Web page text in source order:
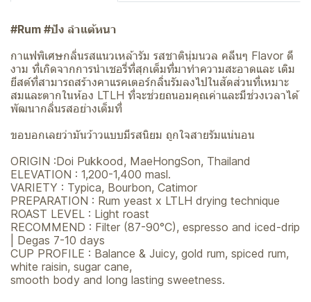
#Rum #ปัง ลำแต้หนา
กาแฟพิเศษกลิ่นรสแนวเหล้ารัม รสชาตินุ่มนวล คลีนๆ Flavor ดี
งาม ที่เกิดจากการนำเชอรี่ที่สุกเต็มที่มาทำความสะอาดและ เติม
ยีสต์ที่สามารถสร้างคาแรคเตอร์กลิ่นรัมลงไปในสัดส่วนที่เหมาะ
สมและตากในห้อง LTLH ที่จะช่วยถนอมคุณค่าและมีช่วงเวลาได้
พัฒนากลิ่นรสอย่างเต็มที่
ขอบอกเลยว่ามันว้าวแบบมีรสนิยม ถูกใจสายรัมแน่นอน
ORIGIN :Doi Pukkood, MaeHongSon, Thailand
ELEVATION : 1,200-1,400 masl.
VARIETY : Typica, Bourbon, Catimor
PREPARATION : Rum yeast x LTLH drying technique
ROAST LEVEL : Light roast
RECOMMEND : Filter (87-90°C), espresso and iced-drip
| Degas 7-10 days
CUP PROFILE : Balance & Juicy, gold​ rum, spiced rum,
white raisin, sugar cane,
smooth body and long lasting sweetness.